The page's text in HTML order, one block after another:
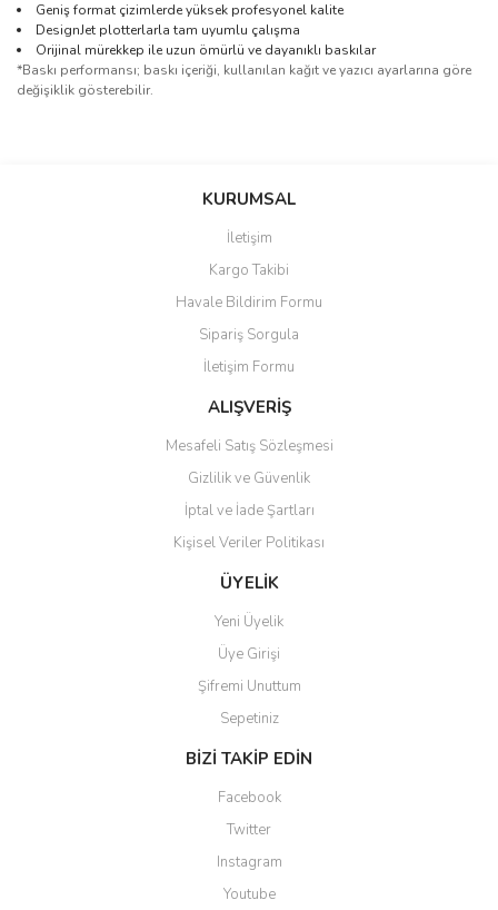
Geniş format çizimlerde yüksek profesyonel kalite
DesignJet plotterlarla tam uyumlu çalışma
Orijinal mürekkep ile uzun ömürlü ve dayanıklı baskılar
*Baskı performansı; baskı içeriği, kullanılan kağıt ve yazıcı ayarlarına göre
değişiklik gösterebilir.
Bu ürüne ilk yorumu siz yapın!
Ürün resmi kalitesiz, bozuk veya görüntülenemiyor.
Ürün açıklamasında eksik bilgiler bulunuyor.
Ürün bilgilerinde hatalar bulunuyor.
Ürün fiyatı diğer sitelerden daha pahalı.
Bu ürüne benzer farklı alternatifler olmalı.
Gönder
KURUMSAL
İletişim
Kargo Takibi
Havale Bildirim Formu
Sipariş Sorgula
İletişim Formu
ALIŞVERİŞ
Mesafeli Satış Sözleşmesi
Gizlilik ve Güvenlik
İptal ve İade Şartları
Kişisel Veriler Politikası
ÜYELİK
Yeni Üyelik
Üye Girişi
Şifremi Unuttum
Sepetiniz
BİZİ TAKİP EDİN
Facebook
Twitter
Instagram
Youtube